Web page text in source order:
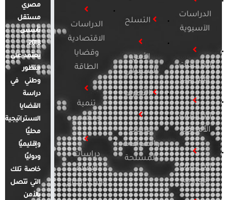
الدراسات
الآسيوية
الدراسات
الأفريقية
الدراسات
الأمريكية
الدراسات
الأوروبية
التسلح
الأمن
السيبراني
التطرف
الإرهاب
والصراعات
المسلحة
الدراسات
الاقتصادية
وقضايا
الطاقة
تنمية
ومجتمع
دراسات
الإعلام
والرأي العام
مصري
مستقل
تأسس
2018.
يعتمد على
منظور
وطني في
دراسة
القضايا
الاستراتيجية
محليًا
وإقليميًا
ودوليًا
خاصة تلك
التي تتصل
بالأمن